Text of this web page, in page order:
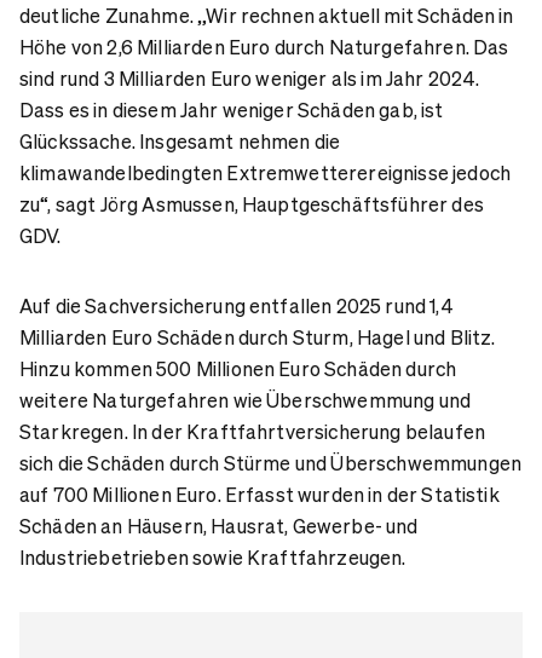
deutliche Zunahme. „Wir rechnen aktuell mit Schäden in
Höhe von 2,6 Milliarden Euro durch Naturgefahren. Das
sind rund 3 Milliarden Euro weniger als im Jahr 2024.
Dass es in diesem Jahr weniger Schäden gab, ist
Glückssache. Insgesamt nehmen die
klimawandelbedingten Extremwetterereignisse jedoch
zu“, sagt Jörg Asmussen, Hauptgeschäftsführer des
GDV.
Auf die Sachversicherung entfallen 2025 rund 1,4
Milliarden Euro Schäden durch Sturm, Hagel und Blitz.
Hinzu kommen 500 Millionen Euro Schäden durch
weitere Naturgefahren wie Überschwemmung und
Starkregen. In der Kraftfahrtversicherung belaufen
sich die Schäden durch Stürme und Überschwemmungen
auf 700 Millionen Euro. Erfasst wurden in der Statistik
Schäden an Häusern, Hausrat, Gewerbe- und
Industriebetrieben sowie Kraftfahrzeugen.